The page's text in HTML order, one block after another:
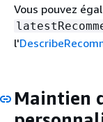
Vous pouvez
l'
Maintien